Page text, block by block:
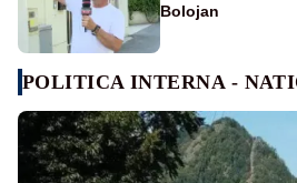
Bolojan
POLITICA INTERNA -